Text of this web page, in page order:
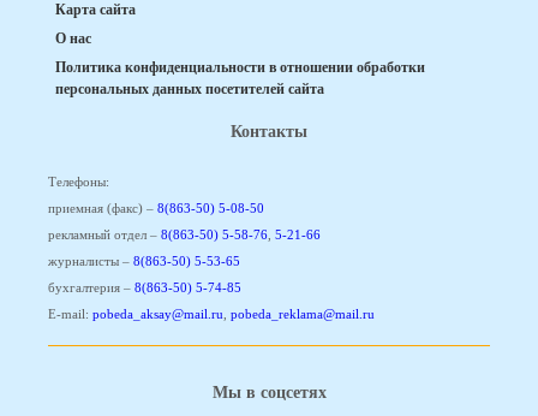
Карта сайта
О нас
Политика конфиденциальности в отношении обработки
персональных данных посетителей сайта
Контакты
Телефоны:
приемная (факс) – 8(863-50) 5-08-50
рекламный отдел – 8(863-50) 5-58-76, 5-21-66
журналисты – 8(863-50) 5-53-65
бухгалтерия – 8(863-50) 5-74-85
E-mail: pobeda_aksay@mail.ru, pobeda_reklama@mail.ru
Мы в соцсетях